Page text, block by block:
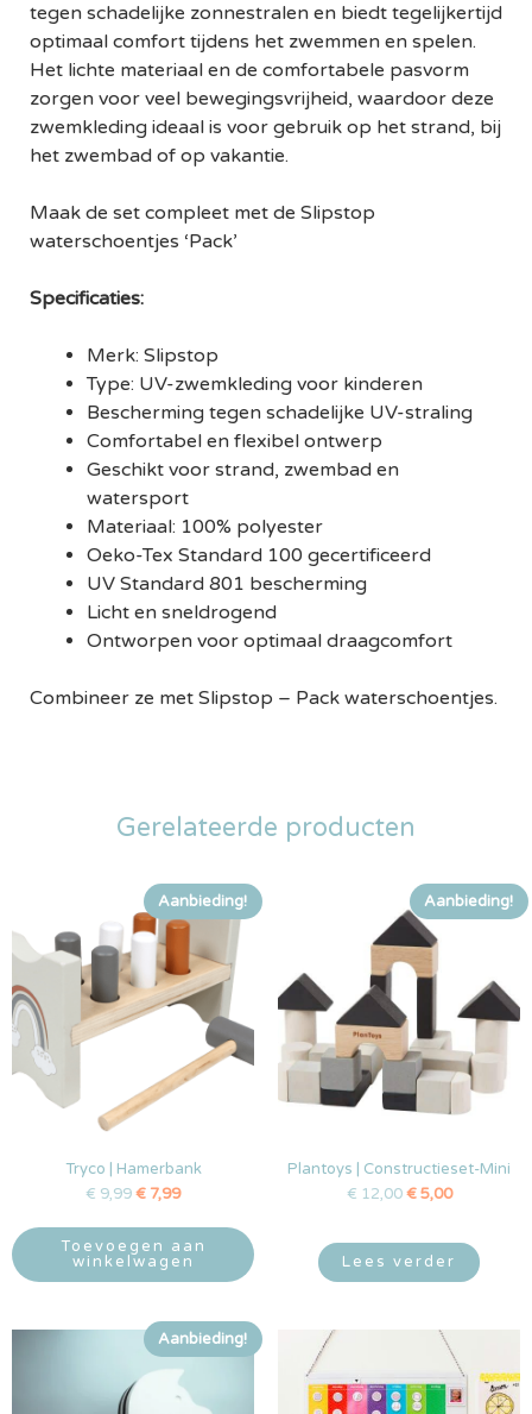
tegen schadelijke zonnestralen en biedt tegelijkertijd
optimaal comfort tijdens het zwemmen en spelen.
Het lichte materiaal en de comfortabele pasvorm
zorgen voor veel bewegingsvrijheid, waardoor deze
zwemkleding ideaal is voor gebruik op het strand, bij
het zwembad of op vakantie.
Maak de set compleet met de Slipstop
waterschoentjes ‘Pack’
Specificaties:
Merk: Slipstop
Type: UV-zwemkleding voor kinderen
Bescherming tegen schadelijke UV-straling
Comfortabel en flexibel ontwerp
Geschikt voor strand, zwembad en
watersport
Materiaal: 100% polyester
Oeko-Tex Standard 100 gecertificeerd
UV Standard 801 bescherming
Licht en sneldrogend
Ontworpen voor optimaal draagcomfort
Combineer ze met Slipstop – Pack waterschoentjes.
Gerelateerde producten
Aanbieding!
Tryco | Hamerbank
€ 9,99€ 7,99
Toevoegen aan
winkelwagen
Aanbieding!
Plantoys | Constructieset-Mini
€ 12,00 €5,00
Lees verder
Aanbieding!